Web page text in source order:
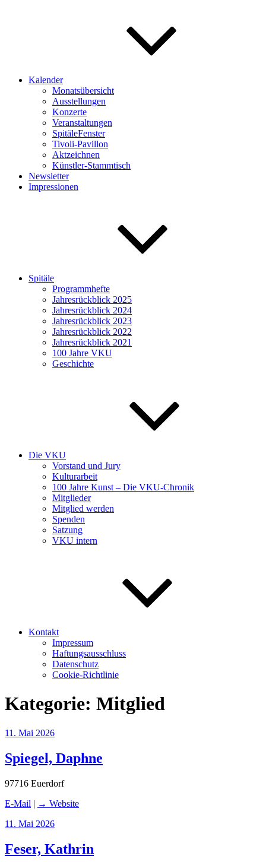
Kalender
Monatsübersicht
Ausstellungen
Konzerte
Veranstaltungen
SpitäleFenster
Tivoli-Pavillon
Aktzeichnen
Künstler-Stammtisch
Newsletter
Impressionen
Spitäle
Programmhefte
Jahresrückblick 2025
Jahresrückblick 2024
Jahresrückblick 2023
Jahresrückblick 2022
Jahresrückblick 2021
100 Jahre VKU
Geschichte
Die VKU
Vorstand und Jury
Kulturarbeit
100 Jahre Kunst – Die VKU-Chronik
Mitglieder
Mitglied werden
Spenden
Satzung
VKU intern
Kontakt
Impressum
Haftungsausschluss
Datenschutz
Cookie-Richtlinie
Kategorie: Mitglied
Veröffentlicht
11. Mai 2026
Spiegel, Daphne
97716 Euerdorf
E-Mail | → Website
Veröffentlicht
11. Mai 2026
Feser, Kathrin